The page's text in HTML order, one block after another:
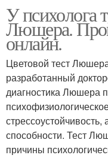
У психолога
Люшера.
онлайн.
Цветовой тест
разработанный
диагностика Люшера
способности. Тест
причины